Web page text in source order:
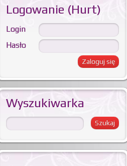
Logowanie (Hurt)
Login
Hasło
Wyszukiwarka